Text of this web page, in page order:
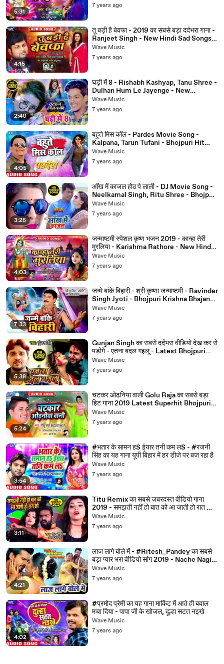
5:31
7 years ago
4:15
तू बड़ी है बेवफा - 2019 का सबसे बड़ा दर्दभरा गाना -
Ranjeet Singh - New Hindi Sad Songs
2019
Wave Music
7 years ago
2:40
घड़ी में 8 - Rishabh Kashyap, Tanu Shree -
Dulhan Hum Le Jayenge - New
Bhojpuri Movie Song 2019
Wave Music
7 years ago
4:05
बहुते मिस कॉल - Pardes Movie Song -
Kalpana, Tarun Tufani - Bhojpuri Hit
Movie Song 2019
Wave Music
7 years ago
3:25
आँख में काजल होठ पे लाली - DJ Movie Song -
Neelkamal Singh, Ritu Shree - Bhojpuri
Hit Songs 2019
Wave Music
7 years ago
4:03
जन्माष्टमी स्पेशल कृष्ण भजन 2019 - कान्हा तेरी
मुरलिया - Karishma Rathore - New Hindi
Krishna Bhajan
Wave Music
7 years ago
7:33
जन्मे बांके बिहारी - श्री कृष्णा जन्माष्टमी - Ravinder
Singh Jyoti - Bhojpuri Krishna Bhajan
2019
Wave Music
7 years ago
5:38
Gunjan Singh का सबसे दर्दभरा वीडियो देख कर रो
पड़ोगे - एतना बदल गइलू - Latest Bhojpuri
Sad Song 2019
Wave Music
7 years ago
5:24
चटकर ओढनिया वाली Golu Raja का सबसे बड़ा
हिट गाना 2019 Latest Superhit Bhojpuri
Songs 2019
Wave Music
7 years ago
3:54
#भतार के सामन हS ईयार तनी कम लS - #रजनी
सिंह का यह गाना यूपी बिहार में हर डीजे पर बज रहा है
Wave Music
7 years ago
3:11
Titu Remix का सबसे जबरदस्त वीडियो गाना
2019 - समझती नहीं हो बात को आ जाती हो रात को -
Hit Songs
Wave Music
7 years ago
4:21
लाज लागे बोले में - #Ritesh_Pandey का सबसे
बड़ा प्यार भरा वीडियो सांग 2019 - Nache Nagin
Gali Gali
Wave Music
7 years ago
4:02
#प्रमोद प्रेमी का यह गाना मार्किट में आते ही बवाल
मचा दिया - पापा जी के खोजल, दूल्हा सटत नइखे
Wave Music
7 years ago